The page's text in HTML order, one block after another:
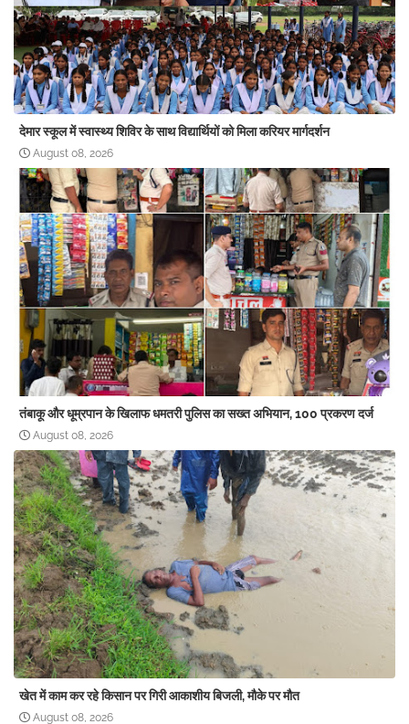
देमार स्कूल में स्वास्थ्य शिविर के साथ विद्यार्थियों को मिला करियर मार्गदर्शन
August 08, 2026
तंबाकू और धूम्रपान के खिलाफ धमतरी पुलिस का सख्त अभियान, 100 प्रकरण दर्ज
August 08, 2026
खेत में काम कर रहे किसान पर गिरी आकाशीय बिजली, मौके पर मौत
August 08, 2026